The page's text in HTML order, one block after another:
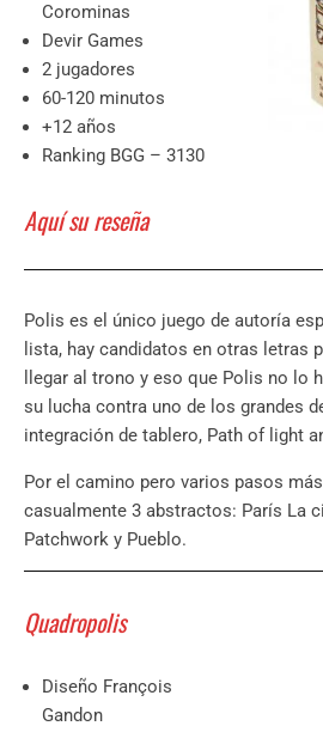
Corominas
Devir Games
2 jugadores
60-120 minutos
+12 años
Ranking BGG – 3130
Aquí su reseña
Polis es el único juego de autoría
lista, hay candidatos en otras letras
llegar al trono y eso que Polis no lo
su lucha contra uno de los grandes
integración de tablero, Path of light
Por el camino pero varios pasos
casualmente 3 abstractos: París La
Patchwork y Pueblo.
Quadropolis
Diseño François
Gandon